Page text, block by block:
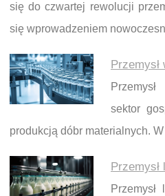
się do czwartej rewolucji
się wprowadzeniem
sektor
produkcją dóbr materialnych.